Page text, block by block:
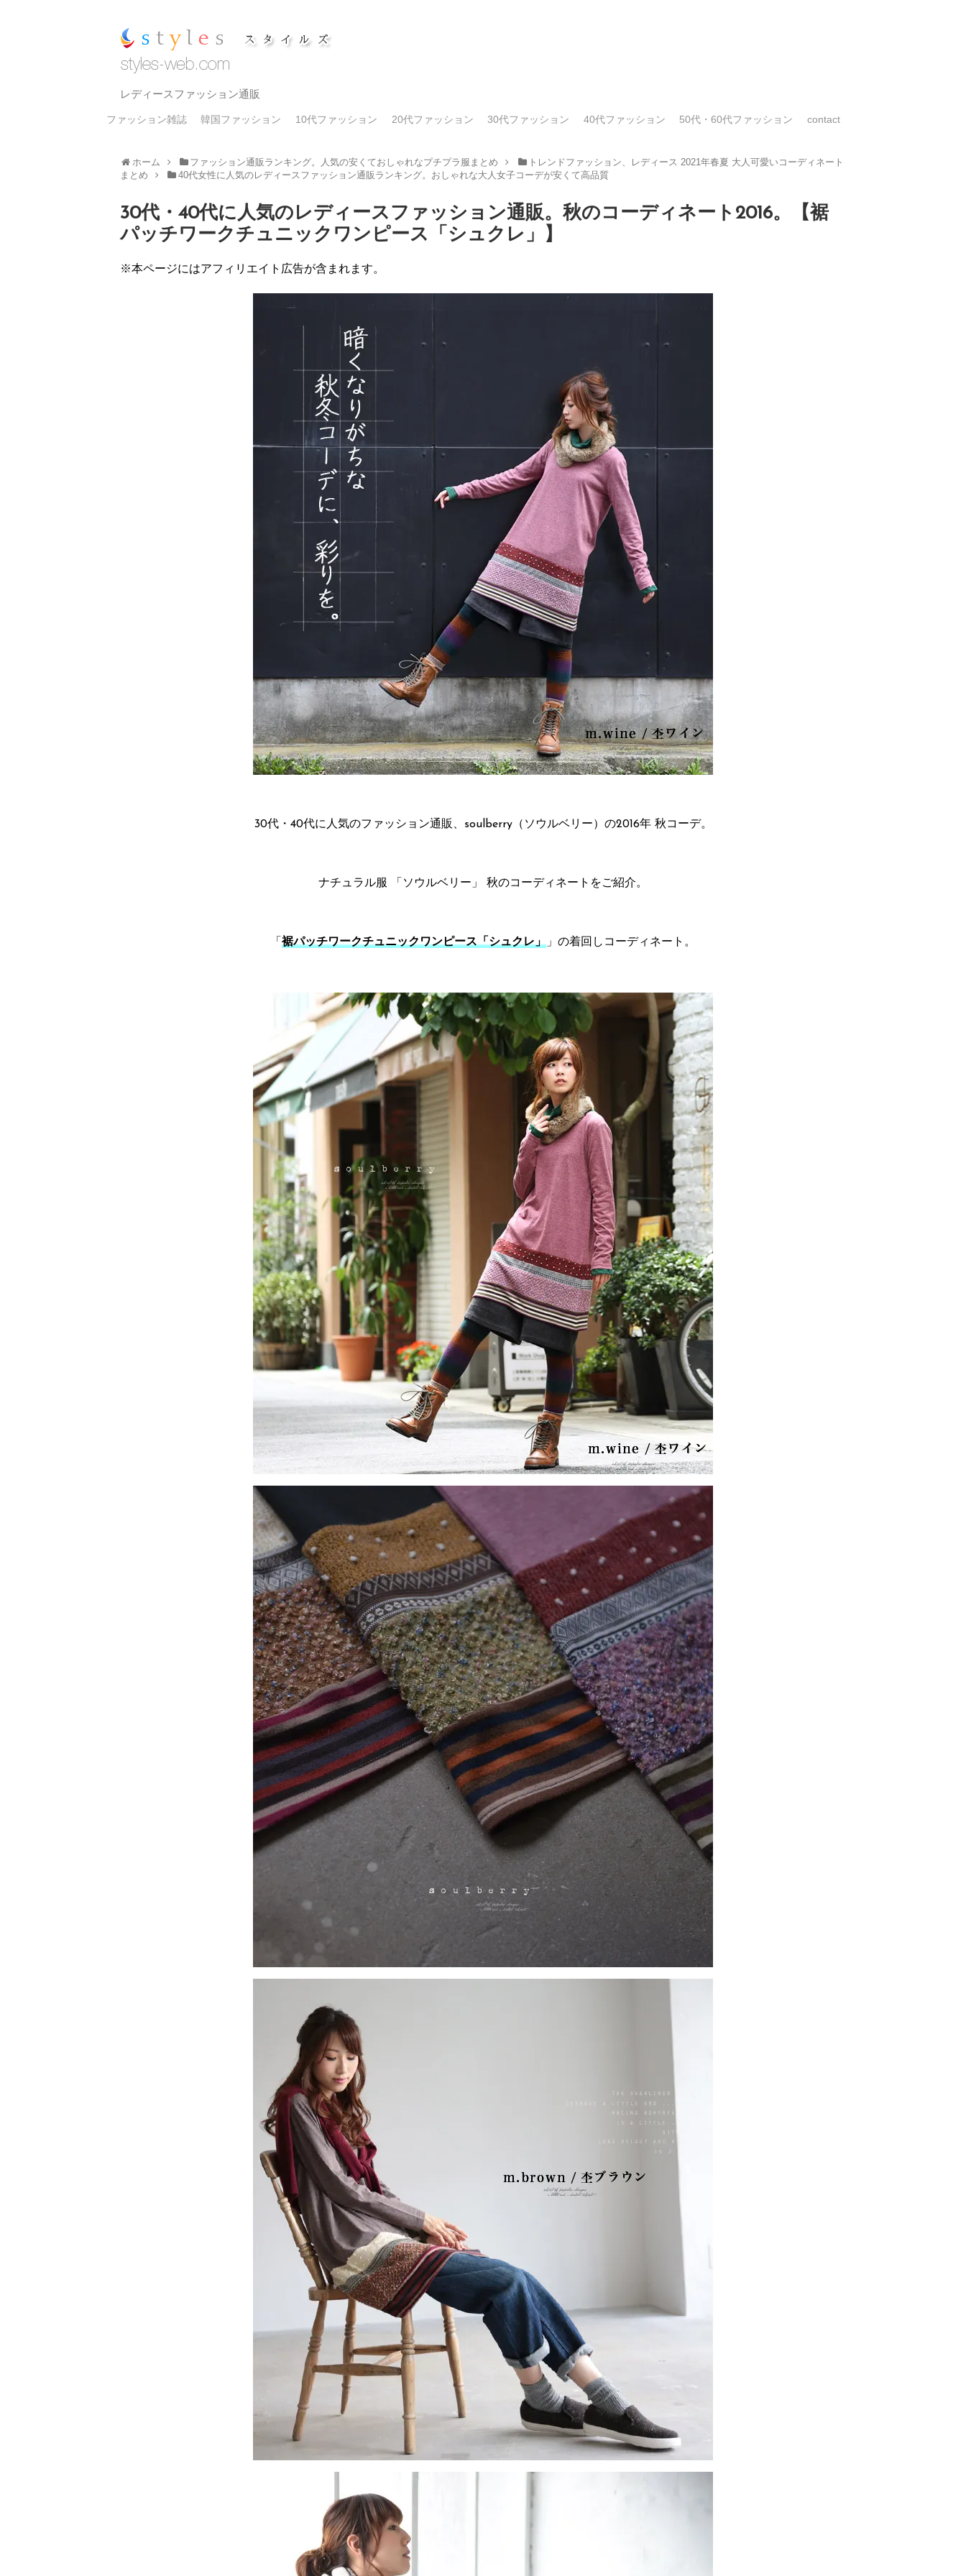
レディースファッション通販
ファッション雑誌 韓国ファッション 10代ファッション 20代ファッション 30代ファッション 40代ファッション 50代・60代ファッション contact
ホーム ファッション通販ランキング。人気の安くておしゃれなプチプラ服まとめ
トレンドファッション、レディース 2021年春夏 大人可愛いコーディネート
まとめ
40代女性に人気のレディースファッション通販ランキング。おしゃれな大人女子コーデが安くて高品質
30代・40代に人気のレディースファッション通販。秋のコーディネート2016。【裾
パッチワークチュニックワンピース「シュクレ」】
※本ページにはアフィリエイト広告が含まれます。
30代・40代に人気のファッション通販、soulberry（ソウルベリー）の2016年 秋コーデ。
ナチュラル服 「ソウルベリー」 秋のコーディネートをご紹介。
「 裾パッチワークチュニックワンピース「シュクレ」」の着回しコーディネート。